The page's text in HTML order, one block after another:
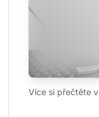
Více si přečtěte v